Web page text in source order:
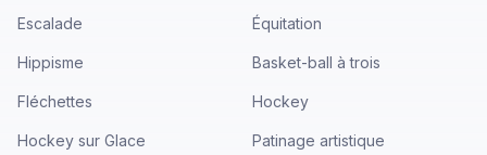
Escalade Équitation
Hippisme Basket-ball à trois
Fléchettes Hockey
Hockey sur Glace Patinage artistique